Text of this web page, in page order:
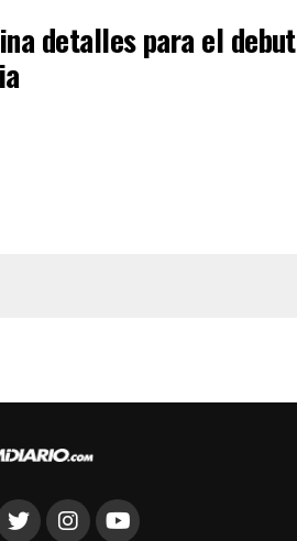
detalles para el debut